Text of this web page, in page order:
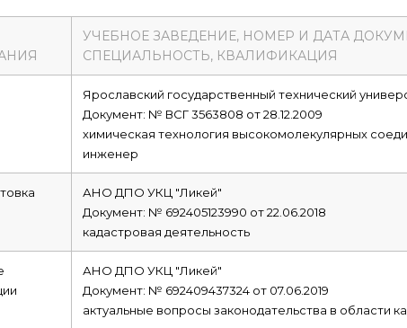
УЧЕБНОЕ ЗАВЕДЕНИЕ, НОМЕР И ДАТА
СПЕЦИАЛЬНОСТЬ, КВАЛИФИКАЦИЯ
Ярославский государственный технический
Документ: № ВСГ 3563808 от 28.12.2009
химическая технология высокомолекулярных
инженер
АНО ДПО УКЦ "Ликей"
Документ: № 692405123990 от 22.06.2018
кадастровая деятельность
АНО ДПО УКЦ "Ликей"
Документ: № 692409437324 от 07.06.2019
актуальные вопросы законодательства в области